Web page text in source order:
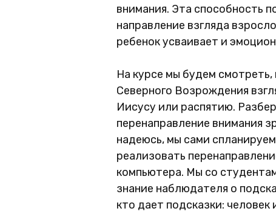
внимания. Эта способность
направление взгляда
ребенок усваивает и
На курсе мы будем
Северного Возрождения
Иисусу или распятию.
перенаправление внимания
надеюсь, мы сами
реализовать
компьютера. Мы со
знание наблюдателя о
кто дает подсказки: